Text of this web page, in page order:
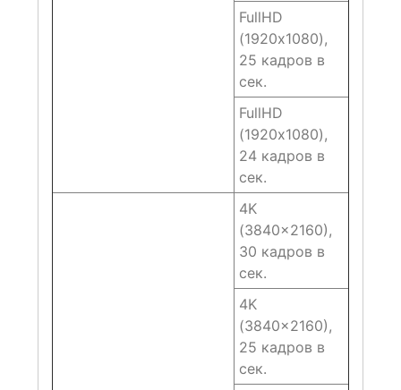
FullHD
(1920х1080),
25 кадров в
сек.
FullHD
(1920х1080),
24 кадров в
сек.
4K
(3840×2160),
30 кадров в
сек.
4K
(3840×2160),
25 кадров в
сек.